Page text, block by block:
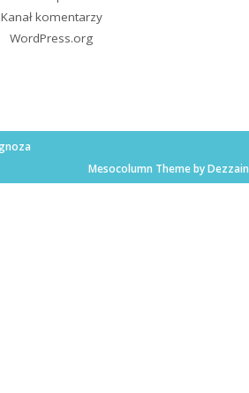
Kanał komentarzy
WordPress.org
Mesocolumn Theme by Dezzain